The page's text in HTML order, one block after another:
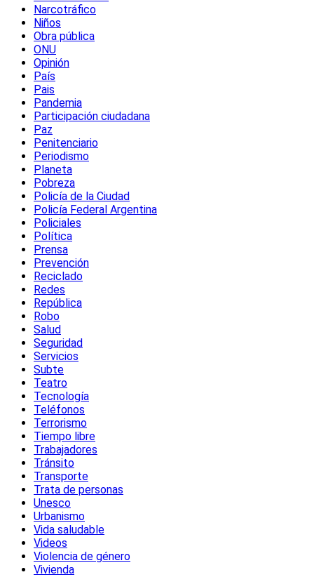
Narcotráfico
Niños
Obra pública
ONU
Opinión
País
Pais
Pandemia
Participación ciudadana
Paz
Penitenciario
Periodismo
Planeta
Pobreza
Policía de la Ciudad
Policía Federal Argentina
Policiales
Política
Prensa
Prevención
Reciclado
Redes
República
Robo
Salud
Seguridad
Servicios
Subte
Teatro
Tecnología
Teléfonos
Terrorismo
Tiempo libre
Trabajadores
Tránsito
Transporte
Trata de personas
Unesco
Urbanismo
Vida saludable
Videos
Violencia de género
Vivienda